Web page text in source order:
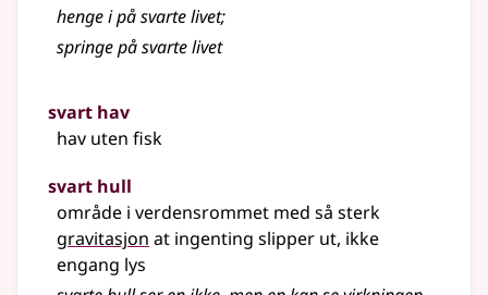
henge i på svarte livet;
springe på svarte livet
svart hav
hav uten fisk
svart hull
område i verdensrommet med så sterk
gravitasjon at ingenting slipper ut, ikke
engang lys